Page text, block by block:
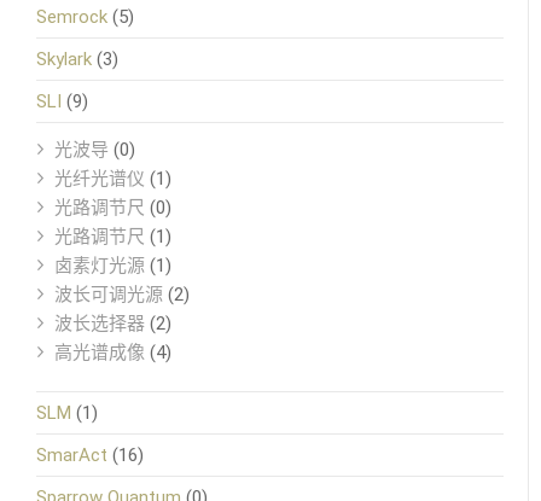
Semrock (5)
Skylark (3)
SLI (9)
光波导 (0)
光纤光谱仪 (1)
光路调节尺 (0)
光路调节尺 (1)
卤素灯光源 (1)
波长可调光源 (2)
波长选择器 (2)
高光谱成像 (4)
SLM (1)
SmarAct (16)